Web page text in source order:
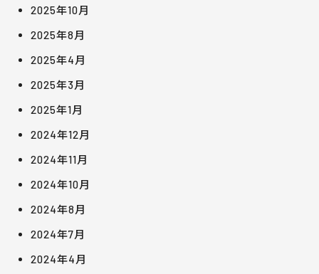
2025年10月
2025年8月
2025年4月
2025年3月
2025年1月
2024年12月
2024年11月
2024年10月
2024年8月
2024年7月
2024年4月